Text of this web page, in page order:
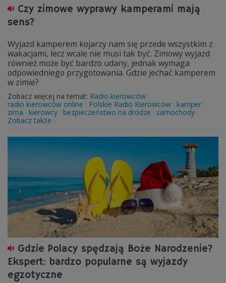
Czy zimowe wyprawy kamperami mają
sens?
Wyjazd kamperem kojarzy nam się przede wszystkim z
wakacjami, lecz wcale nie musi tak być. Zimowy wyjazd
również może być bardzo udany, jednak wymaga
odpowiedniego przygotowania. Gdzie jechać kamperem
w zimie?
Zobacz więcej na temat: Radio kierowców
radio kierowców online
Polskie Radio Kierowców
kamper
zima
kierowcy bezpieczeństwo na drodze
samochody
Zobacz także
Gdzie Polacy spędzają Boże Narodzenie?
Ekspert: bardzo popularne są wyjazdy
egzotyczne